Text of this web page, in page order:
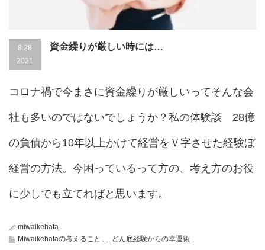
8.28
2021
資金繰りが厳しい時には…
コロナ禍で今まさに資金繰りが厳しいってそんな会
社も多いのではないでしょうか？私の体験談 28億
の負債から10年以上かけて経営をＶ字させた経験ぼ
経営の方法。今困っているって方の、考え方のお役
に少しでも立てればと思います。
miwaikehata
Miwaikehataの考えること。 , どん底経験からの幸運術